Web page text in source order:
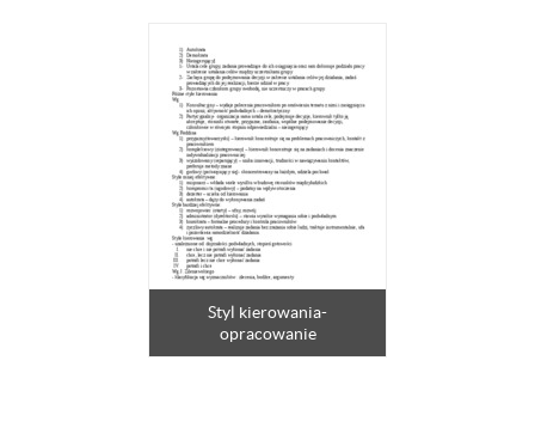
Styl kierowania-
opracowanie